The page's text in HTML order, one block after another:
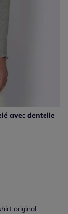
avec dentelle
original